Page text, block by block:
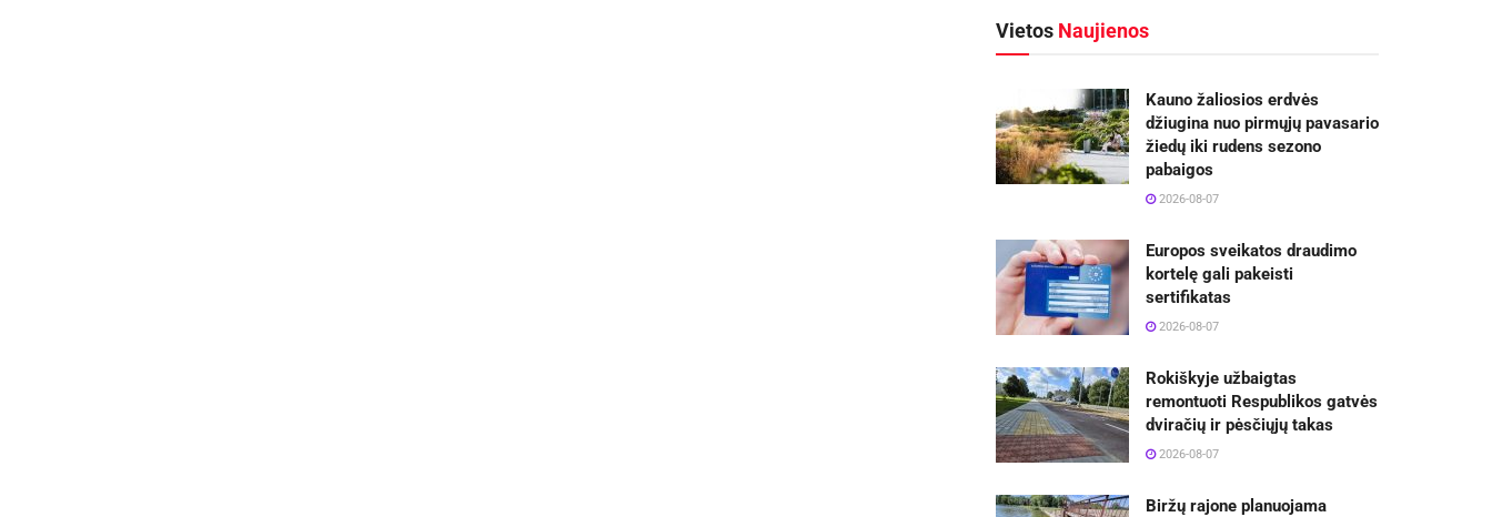
Vietos Naujienos
Kauno žaliosios erdvės
džiugina nuo pirmųjų pavasario
žiedų iki rudens sezono
pabaigos
2026-08-07
Europos sveikatos draudimo
kortelę gali pakeisti
sertifikatas
2026-08-07
Rokiškyje užbaigtas
remontuoti Respublikos gatvės
dviračių ir pėsčiųjų takas
2026-08-07
Biržų rajone planuojama